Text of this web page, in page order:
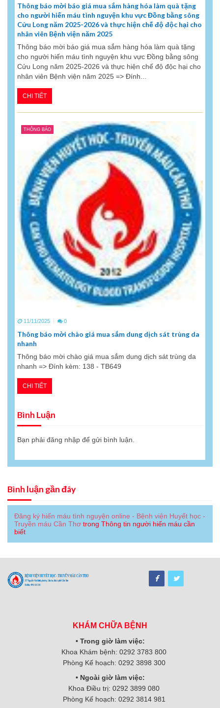
Thông báo mời báo giá mua sắm hàng hóa làm quà tặng
cho người hiến máu tình nguyện khu vực Đồng bằng sông
Cửu Long năm 2025-2026 và thực hiện chế độ độc hại cho
nhân viên Bệnh viện năm 2025
Thông báo mời báo giá mua sắm hàng hóa làm quà tặng
cho người hiến máu tình nguyện khu vực Đồng bằng sông
Cửu Long năm 2025-2026 và thực hiện chế độ độc hại cho
nhân viên Bệnh viện năm 2025 => Đính...
CHI TIẾT
THÔNG BÁO
11/11/2025 0
Thông báo mời chào giá mua sắm dung dịch sát trùng da
nhanh
Thông báo mời chào giá mua sắm dung dịch sát trùng da
nhanh => Đính kèm: 138 - TB649
CHI TIẾT
Bình Luận
Bạn phải đăng nhập để gửi bình luận.
Bình luận gần đây
Đăng ký hiến máu tình nguyện online - Bệnh viện Huyết học -
Truyền máu Cần Thơ trong Thông tin người hiến máu cần
biết
KHÁM CHỮA BỆNH
• Trong giờ làm việc:
Khoa Khám bệnh: 0292 3783 800
Phòng Kế hoạch: 0292 3898 300
• Ngoài giờ làm việc:
Khoa Điều trị: 0292 3899 080
Phòng Kế hoạch: 0292 3814 981